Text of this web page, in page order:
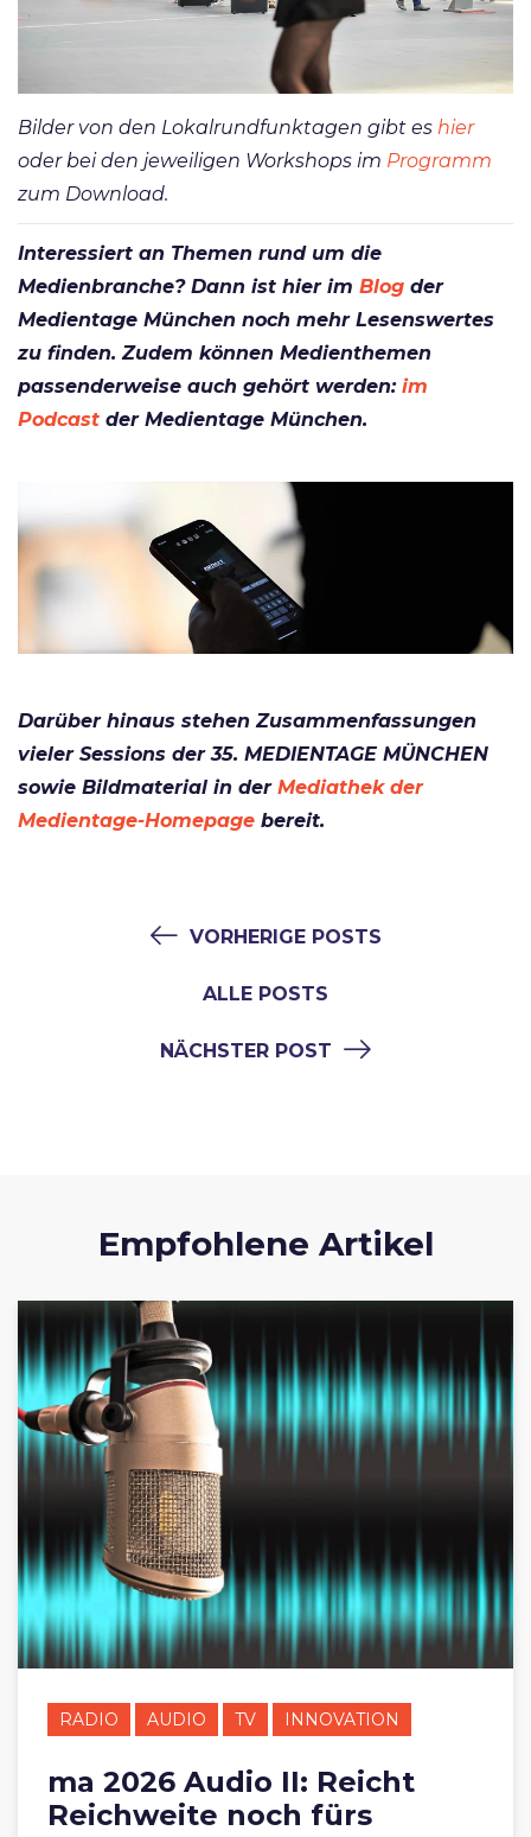
Bilder von den Lokalrundfunktagen gibt es hier
oder bei den jeweiligen Workshops im Programm
zum Download.
Interessiert an Themen rund um die
Medienbranche? Dann ist hier im Blog der
Medientage München noch mehr Lesenswertes
zu finden. Zudem können Medienthemen
passenderweise auch gehört werden: im
Podcast der Medientage München.
Darüber hinaus stehen Zusammenfassungen
vieler Sessions der 35. MEDIENTAGE MÜNCHEN
sowie Bildmaterial in der Mediathek der
Medientage-Homepage bereit.
VORHERIGE POSTS
ALLE POSTS
NÄCHSTER POST
Empfohlene Artikel
RADIO AUDIO TV INNOVATION
ma 2026 Audio II: Reicht
Reichweite noch fürs